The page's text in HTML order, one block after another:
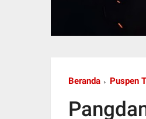
Beranda Puspen